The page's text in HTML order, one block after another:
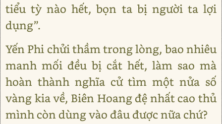
tiểu tỳ nào hết, bọn ta bị người ta lợi
dụng”.
Yến Phi chửi thầm trong lòng, bao nhiêu
manh mối đều bị cắt hết, làm sao mà
hoàn thành nghĩa cử tìm một nửa số
vàng kia về, Biên Hoang đệ nhất cao thủ
mình còn dùng vào đâu được nữa chứ?